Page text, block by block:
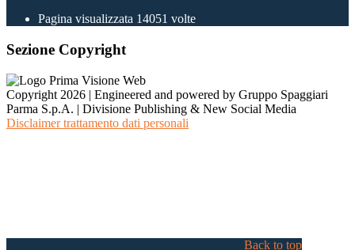
Pagina visualizzata 14051 volte
Sezione Copyright
Copyright 2026 | Engineered and powered by Gruppo Spaggiari
Parma S.p.A. | Divisione Publishing & New Social Media
Disclaimer trattamento dati personali
Back to top